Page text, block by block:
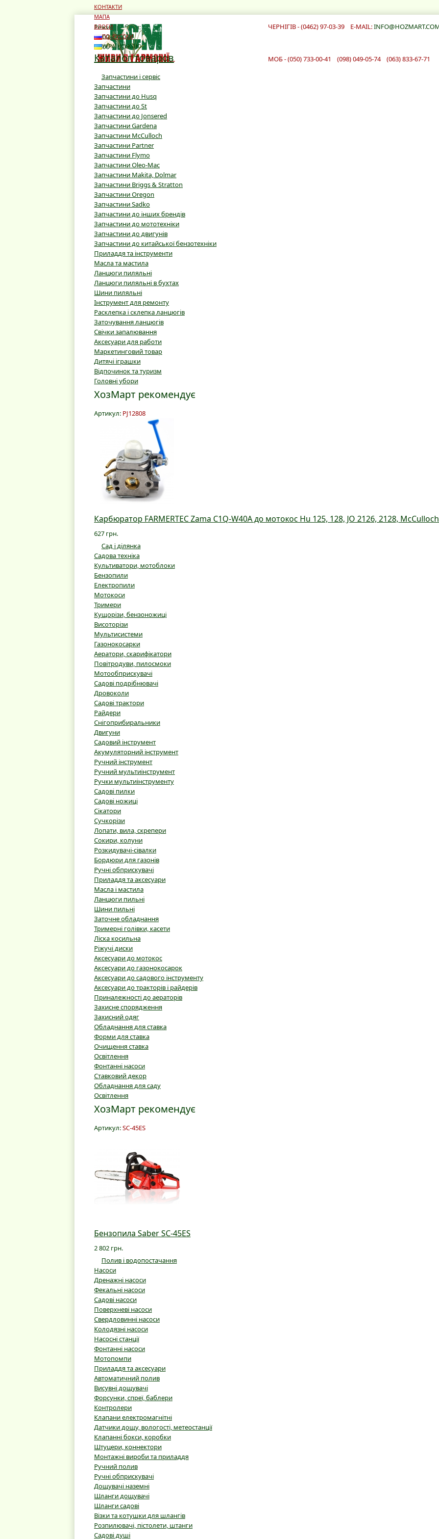
Режим роботи:
10:00 - 19:00
10:00 - 16:00
ЧЕРНІГІВ - (0462) 97-03-39 E-MAIL:
Каталог товаров
Запчастини і сервіс
Запчастини
Запчастини до Husq
Запчастини до St
Запчастини до Jonsered
Запчастини Gardena
Запчастини McCulloch
Запчастини Partner
Запчастини Flymo
Запчастини Oleo-Mac
Запчастини Makita, Dolmar
Запчастини Briggs & Stratton
Запчастини Oregon
Запчастини Sadko
Запчастини до інших брендів
Запчастини до мототехніки
Запчастини до двигунів
Запчастини до китайської бензотехніки
Приладдя та інструменти
Масла та мастила
Ланцюги пиляльні
Ланцюги пиляльні в бухтах
Шини пиляльні
Інструмент для ремонту
Расклепка і склепка ланцюгів
Заточування ланцюгів
Свічки запалювання
Аксесуари для работи
Маркетинговий товар
Дитячі іграшки
Відпочинок та туризм
Головні убори
ХозМарт рекомендує
Артикул: PJ12808
Карбюратор FARMERTEC Zama C1Q-W40A до мотокос Hu 125, 128, JO 2126, 2128,
627 грн.
Сад і ділянка
Садова техніка
Культиватори, мотоблоки
Бензопили
Електропили
Мотокоси
Тримери
Кущорізи, бензоножиці
Висоторізи
Мультисистеми
Газонокосарки
Аератори, скарифікатори
Повітродуви, пилосмоки
Мотообприскувачі
Садові подрібнювачі
Дровоколи
Садові трактори
Райдери
Снігоприбиральники
Двигуни
Садовий інструмент
Акумуляторний інструмент
Ручний інструмент
Ручний мультиінструмент
Ручки мультиінструменту
Садові пилки
Садові ножиці
Сікатори
Сучкорізи
Лопати, вила, скрепери
Сокири, колуни
Розкидувачі-сівалки
Бордюри для газонів
Ручні обприскувачі
Приладдя та аксесуари
Масла і мастила
Ланцюги пильні
Шини пильні
Заточне обладнання
Тримерні голівки, касети
Ліска косильна
Ріжучі диски
Аксесуари до мотокос
Аксесуари до газонокосарок
Аксесуари до садового інструменту
Аксесуари до тракторів і райдерів
Приналежності до аераторів
Захисне спорядження
Захисний одяг
Обладнання для ставка
Форми для ставка
Очищення ставка
Освітлення
Фонтанні насоси
Ставковий декор
Обладнання для саду
Освітлення
ХозМарт рекомендує
Артикул:SC-45ES
Бензопила Saber SC-45ES
2 802 грн.
Полив і водопостачання
Насоси
Дренажні насоси
Фекальні насоси
Садові насоси
Поверхневі насоси
Свердловинні насоси
Колодязні насоси
Насосні станції
Фонтанні насоси
Мотопомпи
Приладдя та аксесуари
Автоматичний полив
Висувні дощувачі
Форсунки, спреї, баблери
Контролери
Клапани електромагнітні
Датчики дощу, вологості, метеостанції
Клапанні бокси, коробки
Штуцери, коннектори
Монтажні вироби та приладдя
Ручний полив
Ручні обприскувачі
Дощувачі наземні
Шланги дощувачі
Шланги садові
Візки та котушки для шлангів
Розпилювачі, пістолети, штанги
Садові душі
МОБ - (050) 733-00-41 (098) 049-05-74 (063) 833-67-71
КОНТАКТИ
МАПА
БЛОГИ
ПО-РУССКИ
УКРАЇНСЬКОЮ